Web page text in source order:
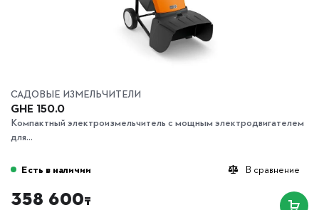
САДОВЫЕ ИЗМЕЛЬЧИТЕЛИ
GHE 150.0
Компактный электроизмельчитель с мощным электродвигателем
для...
В сравнение
Есть в наличии
358 600₸